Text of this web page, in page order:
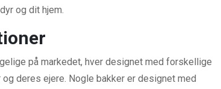
og dit hjem.
på markedet, hver designet med forskellige
deres ejere. Nogle bakker er designet med